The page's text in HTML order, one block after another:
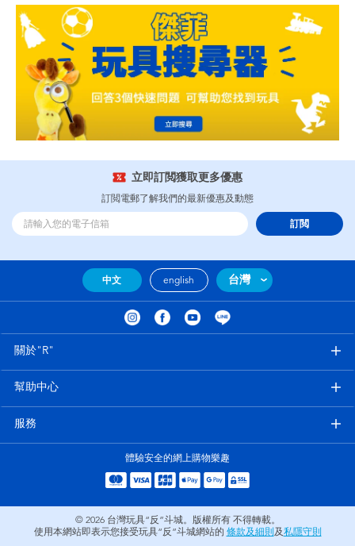
立即訂閲獲取更多優惠
訂閲電郵了解我們的最新優惠及動態
訂閲
中文 english 台灣
關於"R"
幫助中心
服務
體驗安全的網上購物樂趣
© 2026 台灣玩具“反”斗城。版權所有 不得轉載。
使用本網站即表示您接受玩具“反”斗城網站的 條款及細則及私隱守則